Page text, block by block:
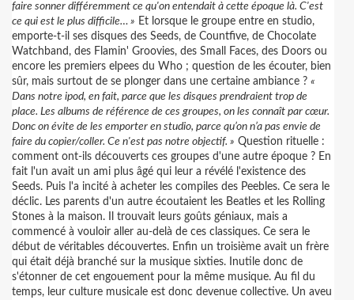
faire sonner différemment ce qu'on entendait à cette époque là. C'est
ce qui est le plus difficile… » Et lorsque le groupe entre en studio,
emporte-t-il ses disques des Seeds, de Countfive, de Chocolate
Watchband, des Flamin' Groovies, des Small Faces, des Doors ou
encore les premiers elpees du Who ; question de les écouter, bien
sûr, mais surtout de se plonger dans une certaine ambiance ? «
Dans notre ipod, en fait, parce que les disques prendraient trop de
place. Les albums de référence de ces groupes, on les connaît par cœur.
Donc on évite de les emporter en studio, parce qu’on n’a pas envie de
faire du copier/coller. Ce n'est pas notre objectif. » Question rituelle :
comment ont-ils découverts ces groupes d'une autre époque ? En
fait l'un avait un ami plus âgé qui leur a révélé l'existence des
Seeds. Puis l'a incité à acheter les compiles des Peebles. Ce sera le
déclic. Les parents d'un autre écoutaient les Beatles et les Rolling
Stones à la maison. Il trouvait leurs goûts géniaux, mais a
commencé à vouloir aller au-delà de ces classiques. Ce sera le
début de véritables découvertes. Enfin un troisième avait un frère
qui était déjà branché sur la musique sixties. Inutile donc de
s'étonner de cet engouement pour la même musique. Au fil du
temps, leur culture musicale est donc devenue collective. Un aveu